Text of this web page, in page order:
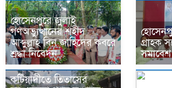
হোসেনপুরে জুলাই
গণঅভ্যুত্থানের শহীদ
আব্দুল্লাহ বিন জাহিদের কবরে
শ্রদ্ধা নিবেদন
গ্রাহক
কটিয়াদীতে তিতাসের